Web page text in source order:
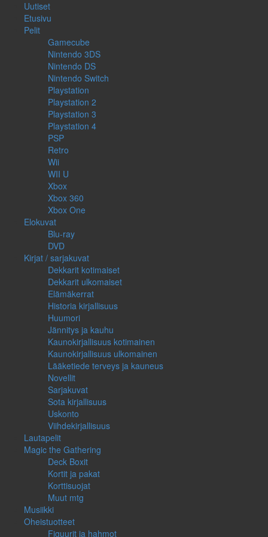
Uutiset
Etusivu
Pelit
Gamecube
Nintendo 3DS
Nintendo DS
Nintendo Switch
Playstation
Playstation 2
Playstation 3
Playstation 4
PSP
Retro
Wii
WII U
Xbox
Xbox 360
Xbox One
Elokuvat
Blu-ray
DVD
Kirjat / sarjakuvat
Dekkarit kotimaiset
Dekkarit ulkomaiset
Elämäkerrat
Historia kirjallisuus
Huumori
Jännitys ja kauhu
Kaunokirjallisuus kotimainen
Kaunokirjallisuus ulkomainen
Lääketiede terveys ja kauneus
Novellit
Sarjakuvat
Sota kirjallisuus
Uskonto
Viihdekirjallisuus
Lautapelit
Magic the Gathering
Deck Boxit
Kortit ja pakat
Korttisuojat
Muut mtg
Musiikki
Oheistuotteet
Figuurit ja hahmot